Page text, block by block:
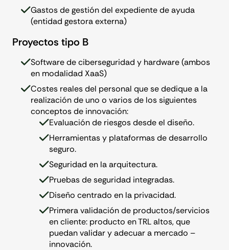
Gastos de gestión del expediente de ayuda
(entidad gestora externa)
Proyectos tipo B
Software de ciberseguridad y hardware (ambos
en modalidad XaaS)
Costes reales del personal que se dedique a la
realización de uno o varios de los siguientes
conceptos de innovación:
Evaluación de riesgos desde el diseño.
Herramientas y plataformas de desarrollo
seguro.
Seguridad en la arquitectura.
Pruebas de seguridad integradas.
Diseño centrado en la privacidad.
Primera validación de productos/servicios
en cliente: producto en TRL altos, que
puedan validar y adecuar a mercado –
innovación.